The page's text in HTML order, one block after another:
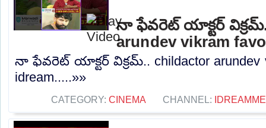
నా ఫేవరెట్ యాక్టర్
arundev vikram
నా ఫేవరెట్ యాక్టర్ విక్రమ్.. childactor arundev
idream.....»»
CATEGORY: CINEMA CHANNEL: